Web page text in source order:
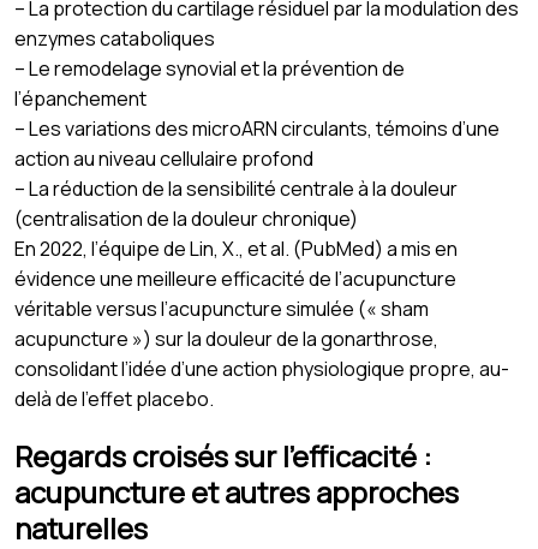
– La protection du cartilage résiduel par la modulation des
enzymes cataboliques
– Le remodelage synovial et la prévention de
l’épanchement
– Les variations des microARN circulants, témoins d’une
action au niveau cellulaire profond
– La réduction de la sensibilité centrale à la douleur
(centralisation de la douleur chronique)
En 2022, l’équipe de Lin, X., et al. (PubMed) a mis en
évidence une meilleure efficacité de l’acupuncture
véritable versus l’acupuncture simulée (« sham
acupuncture ») sur la douleur de la gonarthrose,
consolidant l’idée d’une action physiologique propre, au-
delà de l’effet placebo.
Regards croisés sur l’efficacité :
acupuncture et autres approches
naturelles